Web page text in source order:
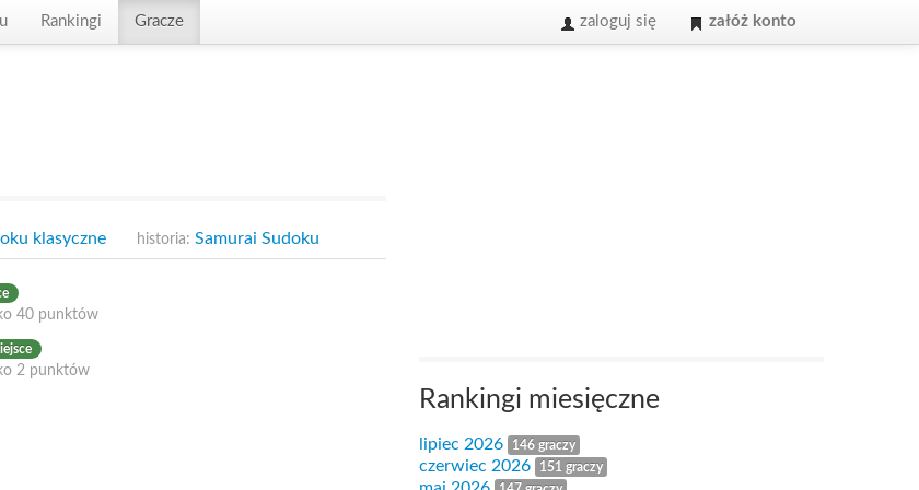
Rankingi Gracze zaloguj się załóż konto
klasyczne historia: Samurai Sudoku
40 punktów
2 punktów
Rankingi miesięczne
lipiec 2026 146 graczy
czerwiec 2026 151 graczy